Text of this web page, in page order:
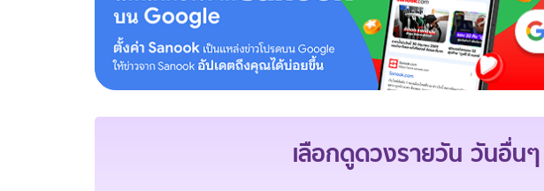
เลือกดูดวงรายวัน วันอื่นๆ